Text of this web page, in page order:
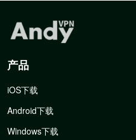
产品
iOS下载
Android下载
Windows下载